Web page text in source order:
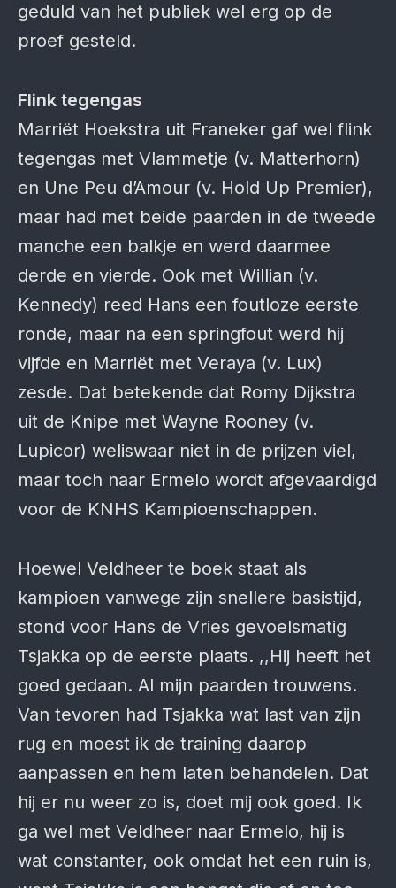
geduld van het publiek wel erg op de
proef gesteld.
Flink tegengas
Marriët Hoekstra uit Franeker gaf wel flink
tegengas met Vlammetje (v. Matterhorn)
en Une Peu d’Amour (v. Hold Up Premier),
maar had met beide paarden in de tweede
manche een balkje en werd daarmee
derde en vierde. Ook met Willian (v.
Kennedy) reed Hans een foutloze eerste
ronde, maar na een springfout werd hij
vijfde en Marriët met Veraya (v. Lux)
zesde. Dat betekende dat Romy Dijkstra
uit de Knipe met Wayne Rooney (v.
Lupicor) weliswaar niet in de prijzen viel,
maar toch naar Ermelo wordt afgevaardigd
voor de KNHS Kampioenschappen.
Hoewel Veldheer te boek staat als
kampioen vanwege zijn snellere basistijd,
stond voor Hans de Vries gevoelsmatig
Tsjakka op de eerste plaats. ,,Hij heeft het
goed gedaan. Al mijn paarden trouwens.
Van tevoren had Tsjakka wat last van zijn
rug en moest ik de training daarop
aanpassen en hem laten behandelen. Dat
hij er nu weer zo is, doet mij ook goed. Ik
ga wel met Veldheer naar Ermelo, hij is
wat constanter, ook omdat het een ruin is,